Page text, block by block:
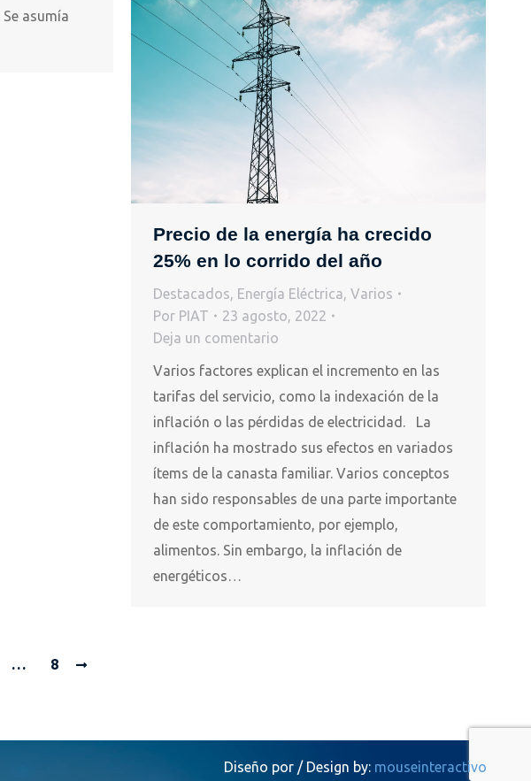
asumía
Precio de la energía ha crecido
25% en lo corrido del año
Destacados Energía Eléctrica Varios
Por PIAT
23 agosto, 2022
Deja un comentario
Varios factores explican el incremento en las
tarifas del servicio, como la indexación de la
inflación o las pérdidas de electricidad. La
inflación ha mostrado sus efectos en variados
ítems de la canasta familiar. Varios conceptos
han sido responsables de una parte importante
de este comportamiento, por ejemplo,
alimentos. Sin embargo, la inflación de
energéticos…
… 8
Diseño por / Design by: mouseinteractivo